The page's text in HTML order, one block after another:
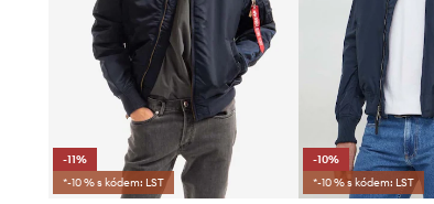
-11%
*-10 % s kódem: LST
-10%
*-10 % s kódem: LST